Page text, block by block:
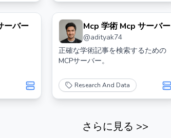
ーバー Mcp 学術 Mcp サーバー
@adityak74
正確な学術記事を検索するための
MCPサーバー。
Research And Data
さらに見る >>